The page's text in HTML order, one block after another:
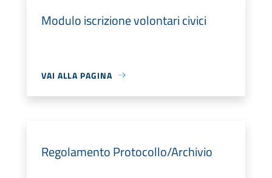
Modulo iscrizione volontari civici
VAI ALLA PAGINA
Regolamento Protocollo/Archivio